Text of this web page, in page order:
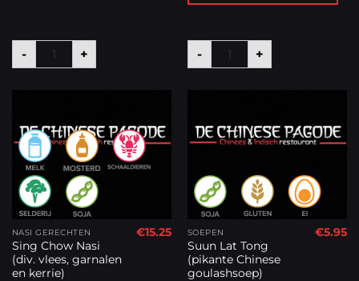
-
Sechuan Ngau (gesneden ossenhaas met groenten
+ -
Sing Chow Mihoen
+
NASI GERECHTEN
Sing Chow Nasi
(div. vlees, garnalen
en kerrie)
€15.25 SOEPEN
Suun Lat Tong
(pikante Chinese
goulashsoep)
€5.95